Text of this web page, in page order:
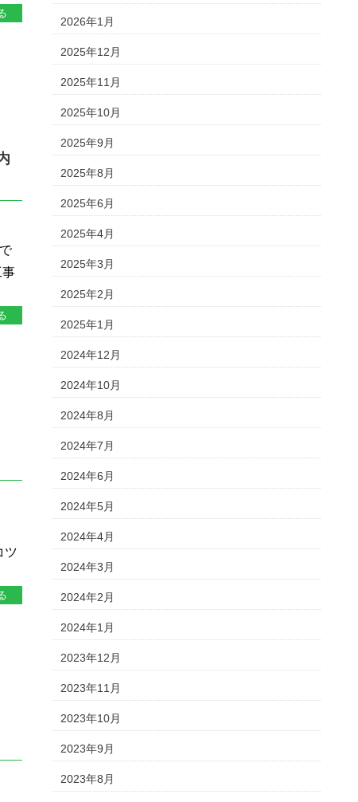
事
ツ
2026年1月
2025年12月
2025年11月
2025年10月
2025年9月
2025年8月
2025年6月
2025年4月
2025年3月
2025年2月
2025年1月
2024年12月
2024年10月
2024年8月
2024年7月
2024年6月
2024年5月
2024年4月
2024年3月
2024年2月
2024年1月
2023年12月
2023年11月
2023年10月
2023年9月
2023年8月